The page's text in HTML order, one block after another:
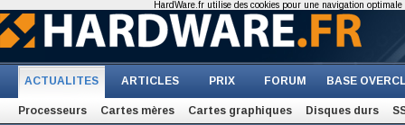
ACTUALITES ARTICLES PRIX FORUM BASE
Processeurs Cartes mères Cartes graphiques Disques durs
HardWare.fr utilise des cookies pour une navigation